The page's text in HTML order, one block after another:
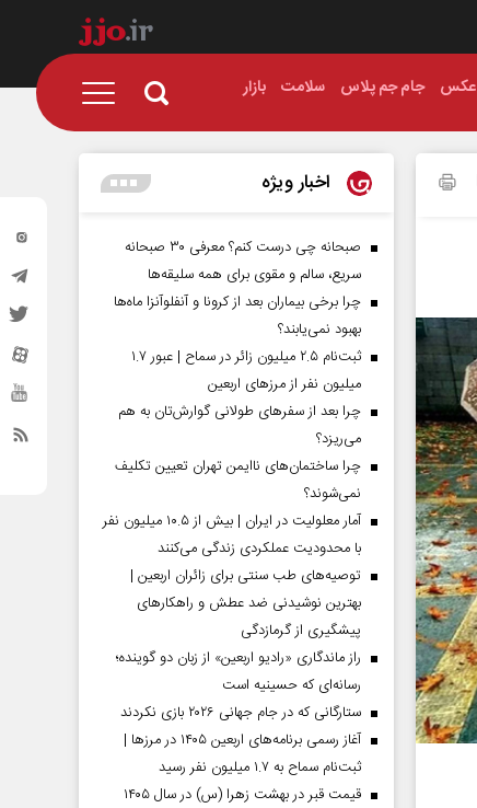
عکس جام جم پلاس سلامت بازار
اخبار ویژه
صبحانه چی درست کنم؟ معرفی ۳۰ صبحانه
سریع، سالم و مقوی برای همه سلیقه‌ها
چرا برخی بیماران بعد از کرونا و آنفلوآنزا ماه‌ها
بهبود نمی‌یابند؟
ثبت‌نام ۲.۵ میلیون زائر در سماح | عبور ۱.۷
میلیون نفر از مرز‌های اربعین
چرا بعد از سفرهای طولانی گوارش‌تان به هم
می‌ریزد؟
چرا ساختمان‌های ناایمن تهران تعیین تکلیف
نمی‌شوند؟
آمار معلولیت در ایران | بیش از ۱۰.۵ میلیون نفر
با محدودیت عملکردی زندگی می‌کنند
توصیه‌های طب سنتی برای زائران اربعین |
بهترین نوشیدنی ضد عطش و راهکارهای
پیشگیری از گرمازدگی
راز ماندگاری «رادیو اربعین» از زبان دو گوینده؛
رسانه‌ای که حسینیه است
ستارگانی که در جام جهانی ۲۰۲۶ بازی نکردند
آغاز رسمی برنامه‌های اربعین ۱۴۰۵ در مرز‌ها |
ثبت‌نام سماح به ۱.۷ میلیون نفر رسید
قیمت قبر در بهشت زهرا (س) در سال ۱۴۰۵